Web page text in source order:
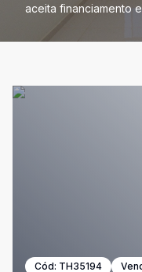
aceita financiamento
Cód: TH35194